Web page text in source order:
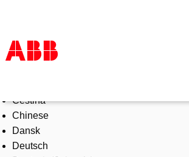
Products & Solutions
Industries
Services
About us
Čeština
Chinese
Dansk
Deutsch